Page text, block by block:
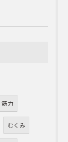
筋力
むくみ